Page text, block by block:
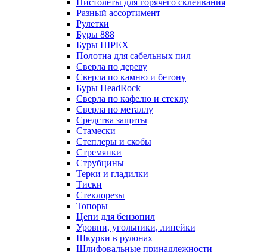
Пистолеты для горячего склеивания
Разный ассортимент
Рулетки
Буры 888
Буры HIPEX
Полотна для сабельных пил
Сверла по дереву
Сверла по камню и бетону
Буры HeadRock
Сверла по кафелю и стеклу
Сверла по металлу
Средства защиты
Стамески
Степлеры и скобы
Стремянки
Струбцины
Терки и гладилки
Тиски
Стеклорезы
Топоры
Цепи для бензопил
Уровни, угольники, линейки
Шкурки в рулонах
Шлифовальные принадлежности